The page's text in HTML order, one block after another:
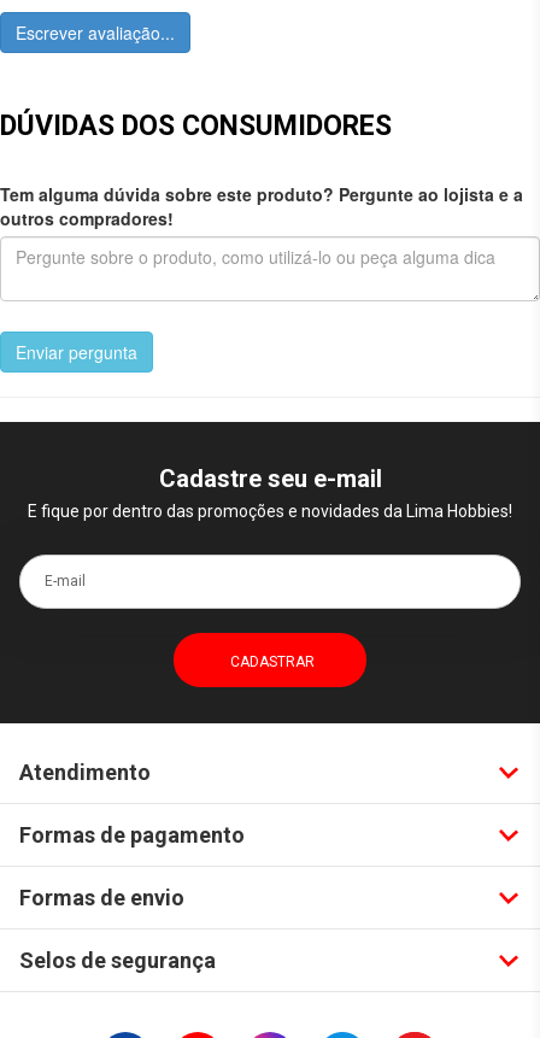
Escrever avaliação...
DÚVIDAS DOS CONSUMIDORES
Tem alguma dúvida sobre este produto? Pergunte ao lojista e a
outros compradores!
Enviar pergunta
Cadastre seu e-mail
E fique por dentro das promoções e novidades da Lima Hobbies!
E-mail
Atendimento
Formas de pagamento
Formas de envio
Selos de segurança